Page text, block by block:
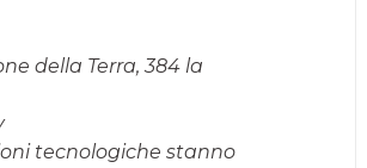
della Terra, 384 la
tecnologiche stanno